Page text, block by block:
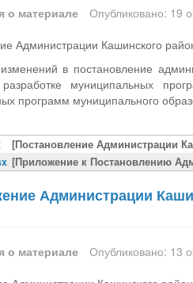
о материале
Опубликовано: 19
Администрации Кашинского
в постановление
муниципальных
программ муниципального
[Постановление Администрации
[Приложение к Постановлению
Администрации
о материале
Опубликовано: 13